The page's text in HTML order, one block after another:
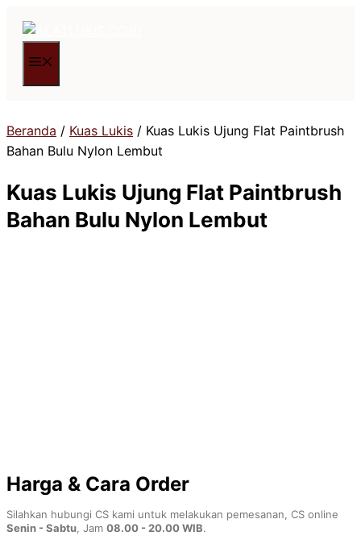
Beranda / Kuas Lukis / Kuas Lukis Ujung Flat Paintbrush
Bahan Bulu Nylon Lembut
Kuas Lukis Ujung Flat Paintbrush
Bahan Bulu Nylon Lembut
Harga & Cara Order
Silahkan hubungi CS kami untuk melakukan pemesanan, CS online
Senin - Sabtu , Jam 08.00 - 20.00 WIB.